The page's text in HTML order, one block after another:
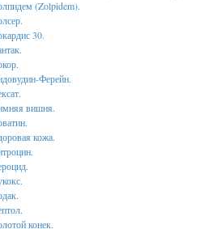
(Zolpidem).
30.
Ферейн.
вишня.
кожа.
конек.